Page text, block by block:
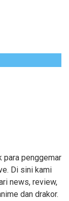
para penggemar
Di sini kami
news, review,
dan drakor.